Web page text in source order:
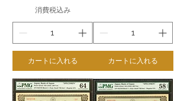
消費税込み
カートに入れる カートに入れる